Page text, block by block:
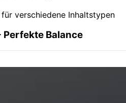
für verschiedene Inhaltstypen
Balance